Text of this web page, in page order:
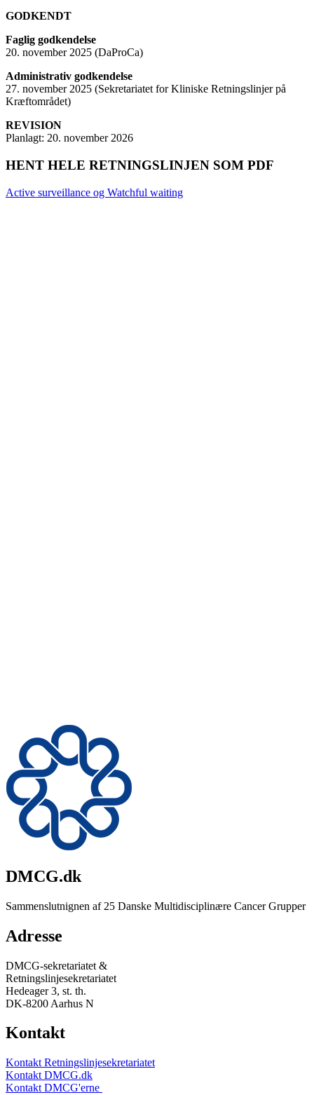
GODKENDT
Faglig godkendelse
20. november 2025 (DaProCa)
Administrativ godkendelse
27. november 2025 (Sekretariatet for Kliniske Retningslinjer på
Kræftområdet)
REVISION
Planlagt: 20. november 2026
HENT HELE RETNINGSLINJEN SOM PDF
Active surveillance og Watchful waiting
DMCG.dk
Sammenslutnignen af 25 Danske Multidisciplinære Cancer Grupper
Adresse
DMCG-sekretariatet &
Retningslinjesekretariatet
Hedeager 3, st. th.
DK-8200 Aarhus N
Kontakt
Kontakt Retningslinjesekretariatet
Kontakt DMCG.dk
Kontakt DMCG'erne